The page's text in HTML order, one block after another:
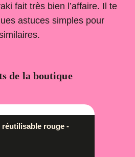
fait très bien l’affaire. Il te
astuces simples pour
de la boutique
rouge -